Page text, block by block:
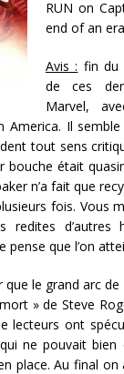
RUN on
end of an
Avis : fin du
de ces
Marvel,
America. Il
tout sens
bouche était
n’a fait que
fois. Vous
redites
pense que l’on
le grand arc
» de Steve
lecteurs ont
ne pouvait bien
place. Au final on